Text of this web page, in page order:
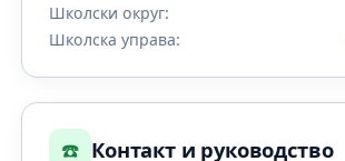
Школски округ:
Школска управа:
☎️ Контакт и руководство